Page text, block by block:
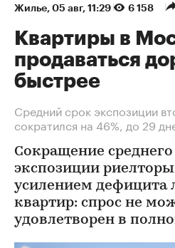
Жилье⁠, 05 авг, 11:29 6 158
Квартиры в
продаваться
быстрее
Средний срок экспозиции
сократился на 46%, до 29
Сокращение среднего
экспозиции
усилением дефицита
квартир: спрос не
удовлетворен в